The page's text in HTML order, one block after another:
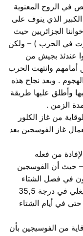
في الروح المعنوية
الذي ينوف على
الجزائريين حيث
في الحرب ) – ولكن
عندئذ بجيش من
أمامهم وانتهت الحرب
. وبعد نجاح هذه
وأطلق عليها طريقة
الزمن .
من غاز الكلور
عام 1915 إلى استعمال غاز الفوسجين بعد
من فعله
– حيث أن الفوسجين
وعلى ذلك يكون في فصل الشتاء
عديم التبخر فإذا أضيف إليه الكلور الذي يغلي في درجة 35,5
في أيام الشتاء
من الفوسيجين بأن